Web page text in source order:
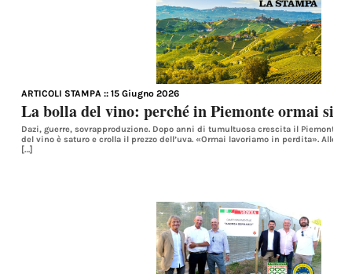
ARTICOLI STAMPA :: 15 Giugno 2026
La bolla del vino: perché in Piemonte ormai si
Dazi, guerre, sovrapproduzione. Dopo anni di tumultuosa crescita il Piemonte
del vino è saturo e crolla il prezzo dell’uva. «Ormai lavoriamo in perdita». Alle
[…]